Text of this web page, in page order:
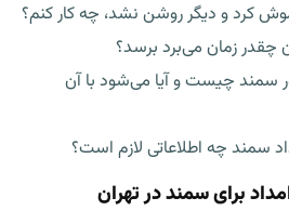
کرد و دیگر روشن نشد، چه کار کنم؟
زمان می‌برد برسد؟
سمند چیست و آیا می‌شود با آن
سمند چه اطلاعاتی لازم است؟
برای سمند در تهران